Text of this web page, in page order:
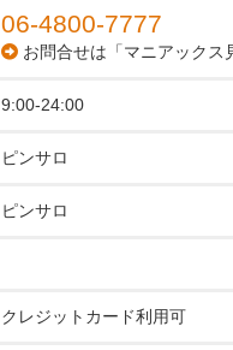
06-4800-7777
お問合せは「マニアックス
9:00-24:00
ピンサロ
ピンサロ
クレジットカード利用可